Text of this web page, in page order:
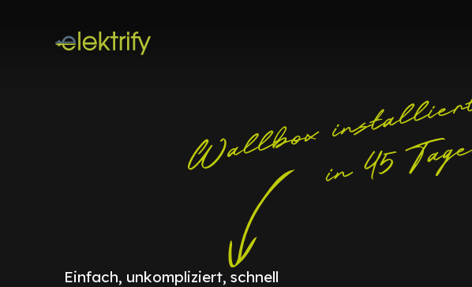
Einfach, unkompliziert, schnell